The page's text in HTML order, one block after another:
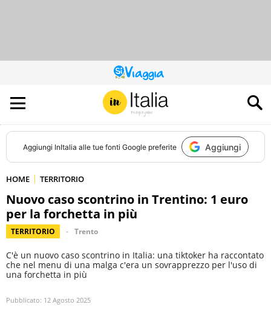
QUESTO
SITO
CONTRIBUISCE
ALL’AUDIENCE
DI
Aggiungi InItalia alle tue fonti Google preferite Aggiungi
HOME TERRITORIO
Nuovo caso scontrino in Trentino: 1 euro
per la forchetta in più
TERRITORIO Trento
C'è un nuovo caso scontrino in Italia: una tiktoker ha raccontato
che nel menu di una malga c'era un sovrapprezzo per l'uso di
una forchetta in più
Pubblicato: 12 Agosto 2025